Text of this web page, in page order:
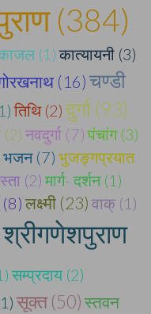
(384)
(1) कात्यायनी (3)
(16) चण्डी
तिथि (2) दुर्गा (93)
नवदुर्गा (7) पंचांग (3)
भजन (7) भुजङ्गप्रयात
(2) मार्ग- दर्शन (1)
(8) लक्ष्मी (23) वाक् (1)
श्रीगणेशपुराण
सम्प्रदाय (2)
सूक्त (50) स्तवन